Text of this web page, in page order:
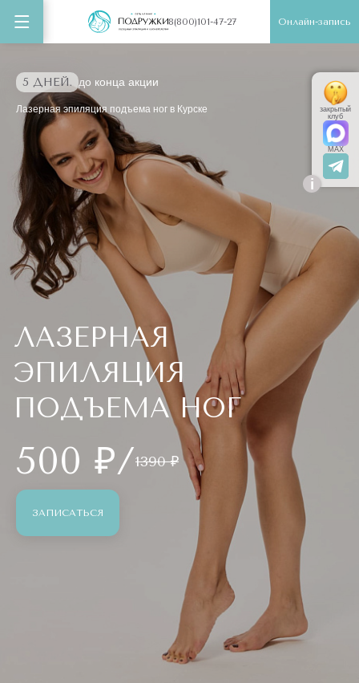
8(800)101-47-27 Онлайн-запись
5 ДНЕЙ. до конца акции
Лазерная эпиляция подъема ног в Курске
ЛАЗЕРНАЯ
ЭПИЛЯЦИЯ
ПОДЪЕМА НОГ
500 ₽/1390 ₽
ЗАПИСАТЬСЯ
i
закрытый
клуб
MAX